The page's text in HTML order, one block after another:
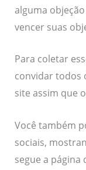
alguma
vencer suas
Para coletar
convidar todos
site assim que
Você também
sociais,
segue a página